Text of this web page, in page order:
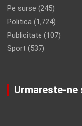
Pe surse (245)
Politica (1,724)
Publicitate (107)
Sport (537)
Urmareste-ne